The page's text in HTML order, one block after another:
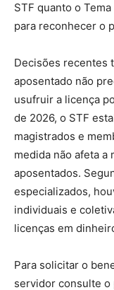
STF quanto o
para reconhecer o
Decisões recentes
aposentado não
usufruir a licença
de 2026, o STF
magistrados e
medida não afeta
aposentados.
especializados,
individuais e
licenças em
Para solicitar o
servidor consulte o